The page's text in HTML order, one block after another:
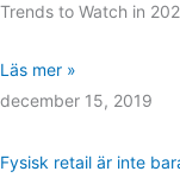
Trends to Watch in
Läs mer »
december 15, 2019
Fysisk retail är inte